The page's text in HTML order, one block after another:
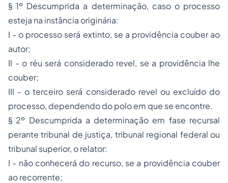
§ 1º Descumprida a determinação, caso o processo
esteja na instância originária:
I - o processo será extinto, se a providência couber ao
autor;
II - o réu será considerado revel, se a providência lhe
couber;
III - o terceiro será considerado revel ou excluído do
processo, dependendo do polo em que se encontre.
§ 2º Descumprida a determinação em fase recursal
perante tribunal de justiça, tribunal regional federal ou
tribunal superior, o relator:
I - não conhecerá do recurso, se a providência couber
ao recorrente;